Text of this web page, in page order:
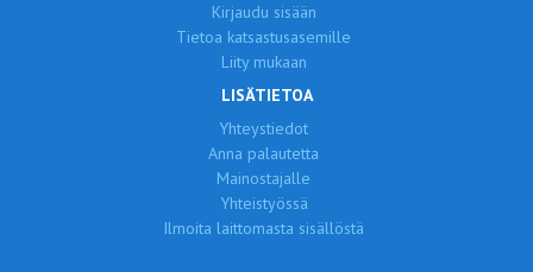
Kirjaudu sisään
Tietoa katsastusasemille
Liity mukaan
LISÄTIETOA
Yhteystiedot
Anna palautetta
Mainostajalle
Yhteistyössä
Ilmoita laittomasta sisällöstä